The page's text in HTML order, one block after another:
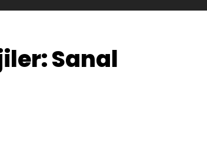
Sanal